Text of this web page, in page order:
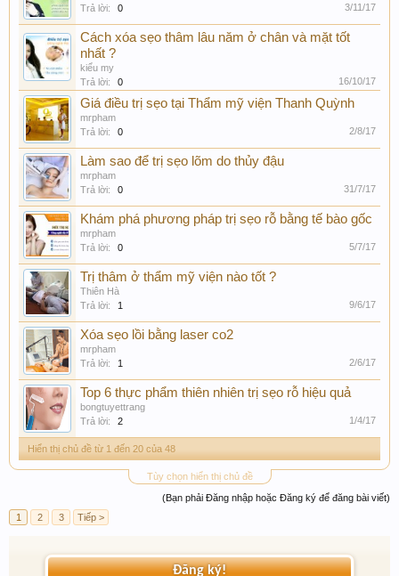
Trả lời:
0 3/11/17
Cách xóa sẹo thâm lâu năm ở chân và mặt tốt
nhất ?
kiểu my
Trả lời:
0 16/10/17
Giá điều trị sẹo tại Thẩm mỹ viện Thanh Quỳnh
mrpham
Trả lời:
0 2/8/17
Làm sao để trị sẹo lõm do thủy đậu
mrpham
Trả lời:
0 31/7/17
Khám phá phương pháp trị sẹo rỗ bằng tế bào gốc
mrpham
Trả lời:
0 5/7/17
Trị thâm ở thẩm mỹ viện nào tốt ?
Thiên Hà
Trả lời:
1 9/6/17
Xóa sẹo lồi bằng laser co2
mrpham
Trả lời:
1 2/6/17
Top 6 thực phẩm thiên nhiên trị sẹo rỗ hiệu quả
bongtuyettrang
Trả lời:
2 1/4/17
Hiển thị chủ đề từ 1 đến 20 của 48
Tùy chọn hiển thị chủ đề
(Bạn phải Đăng nhập hoặc Đăng ký để đăng bài viết)
1
2 3 Tiếp >
Đăng ký!